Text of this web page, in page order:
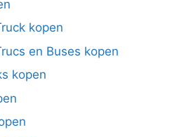
kopen
en Buses kopen
kopen